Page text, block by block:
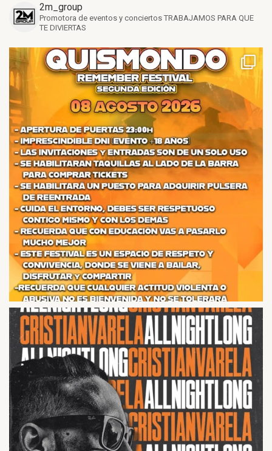
2m_group
Promotora de eventos y conciertos TRABAJAMOS PARA QUE
TE DIVIERTAS